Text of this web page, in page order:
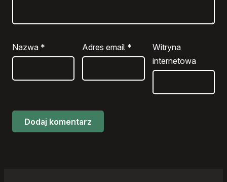
Nazwa * Adres email *
Witryna
internetowa